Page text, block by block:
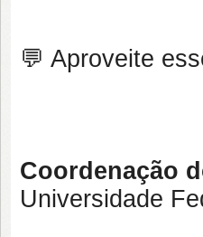
💬 Aproveite
Coordenação
Universidade